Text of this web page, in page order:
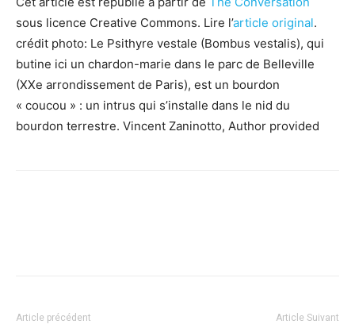
sous licence Creative Commons. Lire l’article original.
crédit photo: Le Psithyre vestale (Bombus vestalis), qui
butine ici un chardon-marie dans le parc de Belleville
(XXe arrondissement de Paris), est un bourdon
« coucou » : un intrus qui s’installe dans le nid du
bourdon terrestre. Vincent Zaninotto, Author provided
Article précédent Article Suivant